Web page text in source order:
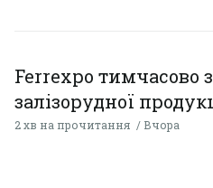
Ferrexpo тимчасово
залізорудної
2 хв на прочитання Вчора